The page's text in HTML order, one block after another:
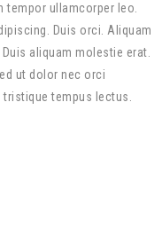
tempor ullamcorper leo.
Duis orci. Aliquam
aliquam molestie erat.
ut dolor nec orci
tristique tempus lectus.